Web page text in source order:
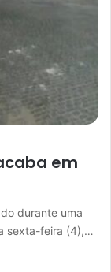
em
durante uma
sexta-feira (4),…